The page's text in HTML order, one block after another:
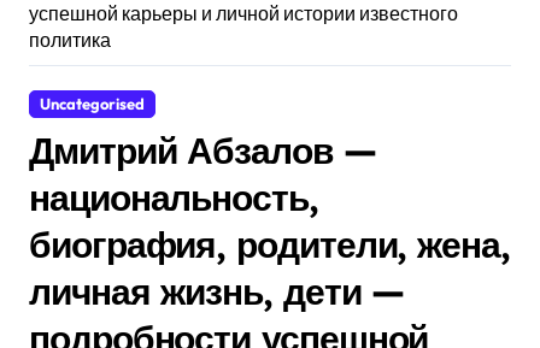
успешной карьеры и личной истории известного
политика
Uncategorised
Дмитрий Абзалов —
национальность,
биография, родители, жена,
личная жизнь, дети —
подробности успешной